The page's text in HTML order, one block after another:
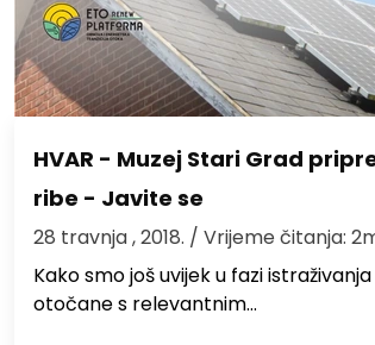
HVAR - Muzej Stari Grad
ribe - Javite se
28 travnja , 2018. / Vrijeme čitanja:
Kako smo još uvijek u fazi
otočane s relevantnim…